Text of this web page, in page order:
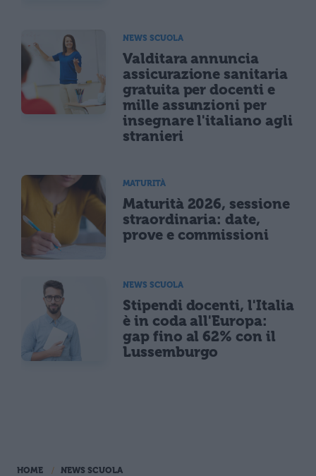
NEWS SCUOLA
Valditara annuncia
assicurazione sanitaria
gratuita per docenti e
mille assunzioni per
insegnare l'italiano agli
stranieri
MATURITÀ
Maturità 2026, sessione
straordinaria: date,
prove e commissioni
NEWS SCUOLA
Stipendi docenti, l'Italia
è in coda all'Europa:
gap fino al 62% con il
Lussemburgo
HOME NEWS SCUOLA